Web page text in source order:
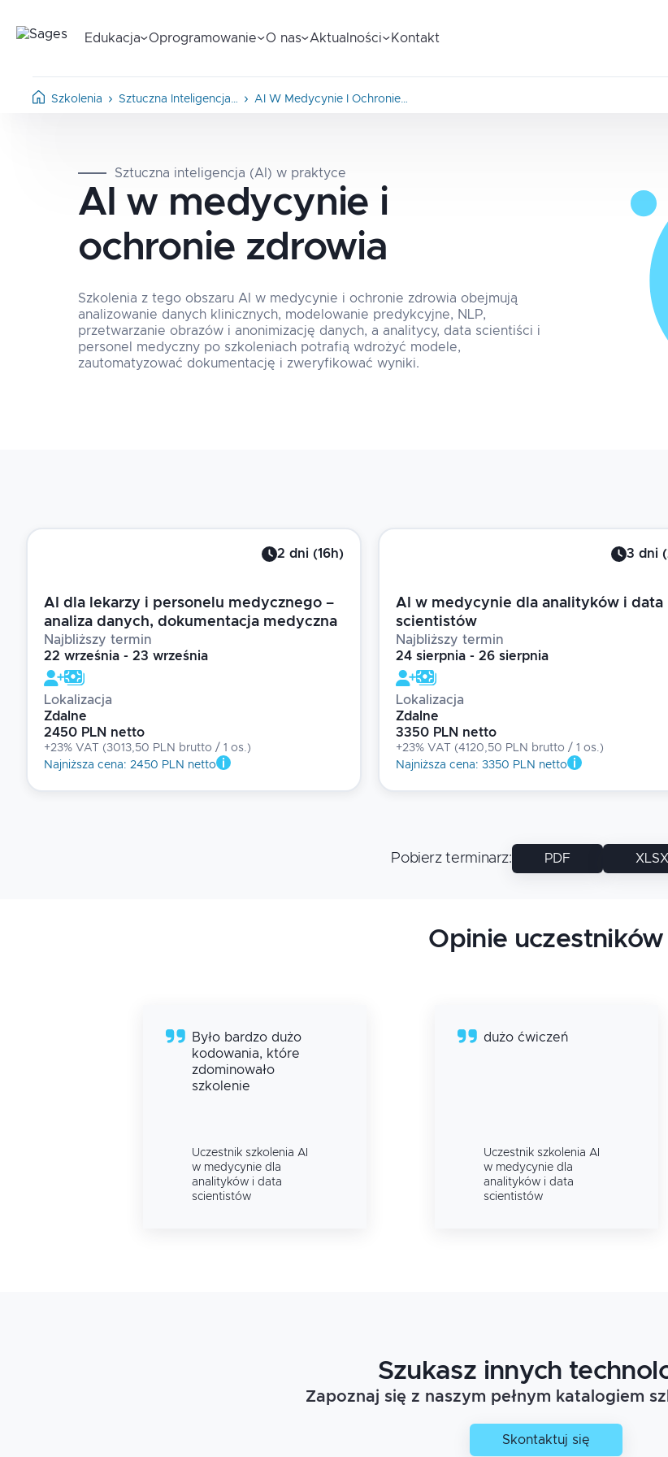
Edukacja Oprogramowanie O nas Aktualności Kontakt
Szkolenia Sztuczna Inteligencja… AI W Medycynie I Ochronie…
Sztuczna inteligencja (AI) w praktyce
AI w medycynie i
ochronie zdrowia
Szkolenia z tego obszaru AI w medycynie i ochronie zdrowia obejmują
analizowanie danych klinicznych, modelowanie predykcyjne, NLP,
przetwarzanie obrazów i anonimizację danych, a analitycy, data scientiści i
personel medyczny po szkoleniach potrafią wdrożyć modele,
zautomatyzować dokumentację i zweryfikować wyniki.
2 dni (16h)
AI dla lekarzy i personelu medycznego –
analiza danych, dokumentacja medyczna
Najbliższy termin
22 września - 23 września
Lokalizacja
Zdalne
2450 PLN netto
+23% VAT (3013,50 PLN brutto / 1 os.)
Najniższa cena: 2450 PLN netto
3 dni (
AI w medycynie dla analityków i data
scientistów
Najbliższy termin
24 sierpnia - 26 sierpnia
Lokalizacja
Zdalne
3350 PLN netto
+23% VAT (4120,50 PLN brutto / 1 os.)
Najniższa cena:3350 PLN netto
Pobierz terminarz: PDF XLSX
Opinie uczestników
Było bardzo dużo
kodowania, które
zdominowało
szkolenie
Uczestnik szkolenia AI
w medycynie dla
analityków i data
scientistów
dużo ćwiczeń
Uczestnik szkolenia AI
w medycynie dla
analityków i data
scientistów
Szukasz innych
Zapoznaj się z naszym pełnym katalogiem
Skontaktuj się